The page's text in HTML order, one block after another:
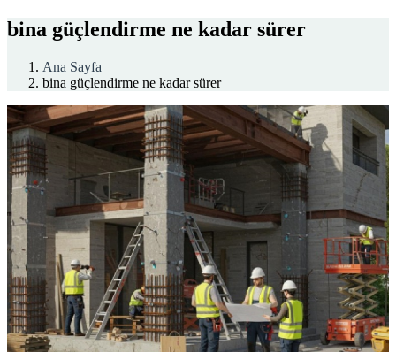
bina güçlendirme ne kadar sürer
Ana Sayfa
bina güçlendirme ne kadar sürer